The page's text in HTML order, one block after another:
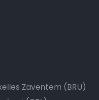
sont à disposition
:
confortable et
Zaventem (BRU)